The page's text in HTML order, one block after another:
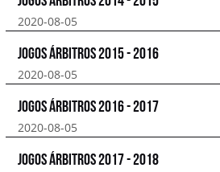
2020-08-05
Jogos Árbitros 2015 - 2016
2020-08-05
Jogos Árbitros 2016 - 2017
2020-08-05
Jogos Árbitros 2017 - 2018